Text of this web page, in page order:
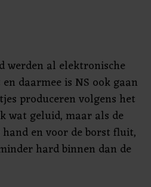
werden al elektronische
daarmee is NS ook gaan
produceren volgens het
wat geluid, maar als de
en voor de borst fluit,
hard binnen dan de